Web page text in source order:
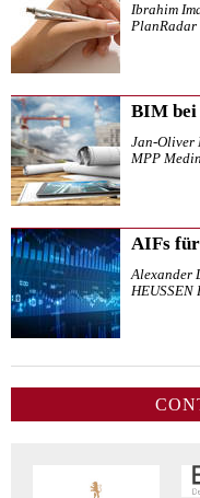
Ibrahim
PlanRadar
BIM
Jan-Oliver
MPP
AIFs
Alexander
HEUSSEN